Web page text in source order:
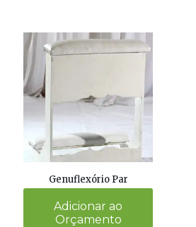
Genuflexório Par
Adicionar ao
Orçamento